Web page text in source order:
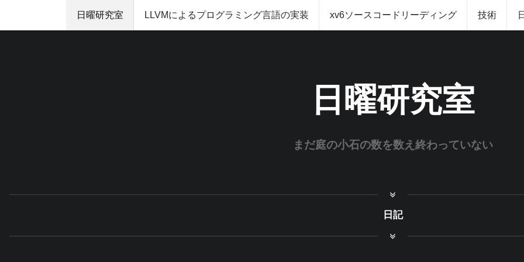
日曜研究室 LLVMによるプログラミング言語の実装 xv6ソースコードリーディング 技術
日曜研究室
まだ庭の小石の数を数え終わっていない
日記